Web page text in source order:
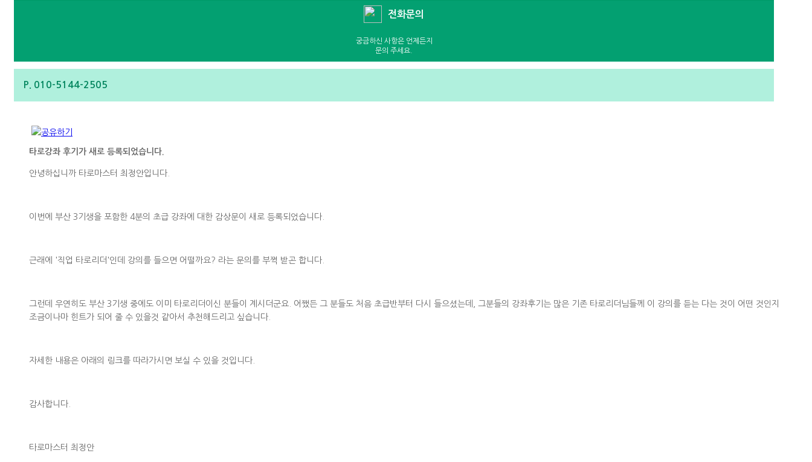
전화문의
궁금하신 사항은 언제든지
문의 주세요.
P. 010-5144-2505
타로강좌 후기가 새로 등록되었습니다.
안녕하십니까 타로마스터 최정안입니다.
이번에 부산 3기생을 포함한 4분의 초급 강좌에 대한 감상문이 새로 등록되었습니다.
근래에 '직업 타로리더'인데 강의를 들으면 어떨까요? 라는 문의를 부쩍 받곤 합니다.
그런데 우연히도 부산 3기생 중에도 이미 타로리더이신 분들이 계시더군요. 어쨌든 그 분들도 처음 초급반부터 다시 들으셨는데, 그분들의 강좌후기는 많은 기존 타로리더님들께 이 강의를 듣는 다는 것이 어떤 것인지
조금이나마 힌트가 되어 줄 수 있을것 같아서 추천해드리고 싶습니다.
자세한 내용은 아래의 링크를 따라가시면 보실 수 있을 것입니다.
감사합니다.
타로마스터 최정안